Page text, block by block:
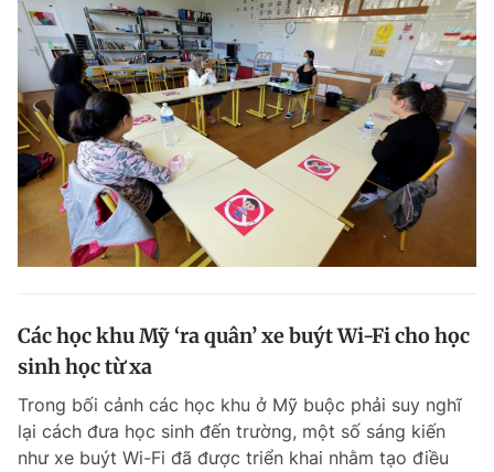
Các học khu Mỹ ‘ra quân’ xe buýt Wi-Fi cho học
sinh học từ xa
Trong bối cảnh các học khu ở Mỹ buộc phải suy nghĩ
lại cách đưa học sinh đến trường, một số sáng kiến
như xe buýt Wi-Fi đã được triển khai nhằm tạo điều